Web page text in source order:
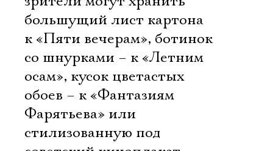
большущий лист картона
к «Пяти вечерам», ботинок
со шнурками – к «Летним
осам», кусок цветастых
обоев – к «Фантазиям
Фарятьева» или
стилизованную под